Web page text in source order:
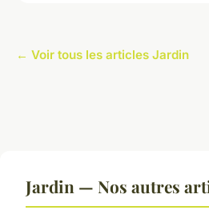
← Voir tous les articles Jardin
Jardin — Nos autres